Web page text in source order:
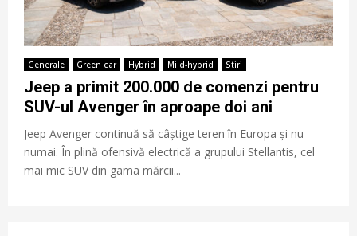
Generale Green car Hybrid Mild-hybrid Stiri
Jeep a primit 200.000 de comenzi pentru
SUV-ul Avenger în aproape doi ani
Jeep Avenger continuă să câștige teren în Europa și nu
numai. În plină ofensivă electrică a grupului Stellantis, cel
mai mic SUV din gama mărcii...